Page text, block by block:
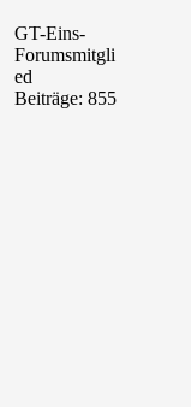
GT-Eins-
Forumsmitgli
ed
Beiträge: 855